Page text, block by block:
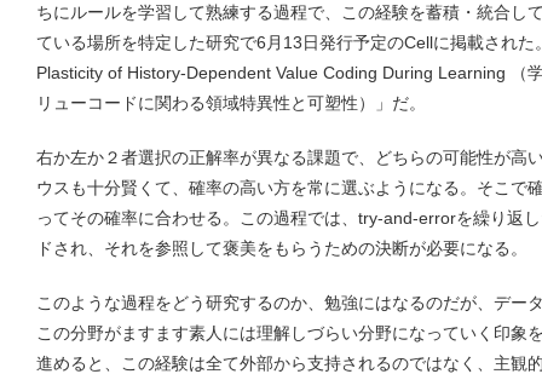
ちにルールを学習して熟練する過程で、この経験を蓄積・統合し
ている場所を特定した研究で6月13日発行予定のCellに掲載され
Plasticity of History-Dependent Value Coding During Learning （
リューコードに関わる領域特異性と可塑性）」だ。
右か左か２者選択の正解率が異なる課題で、どちらの可能性が高
ウスも十分賢くて、確率の高い方を常に選ぶようになる。そこで
ってその確率に合わせる。この過程では、try-and-errorを繰り返
ドされ、それを参照して褒美をもらうための決断が必要になる。
このような過程をどう研究するのか、勉強にはなるのだが、デー
この分野がますます素人には理解しづらい分野になっていく印象
進めると、この経験は全て外部から支持されるのではなく、主観